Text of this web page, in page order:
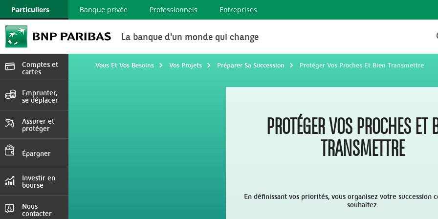
Particuliers Banque privée Professionnels Entreprises
La banque d'un monde qui change
Comptes et
cartes
et servicesEmprunter,
se déplacer
consommation , auto
Assurer et
protéger
PrévoyanceÉpargner
assurance vieInvestir en
bourse
Comptes, Tarifs
Nous
contacter
Vous Et Vos Besoins Vos Projets Préparer Sa Succession Protéger Vos Proches Et Bien Transmettre
PROTÉGER VOS PROCHES ET
TRANSMETTRE
En définissant vos priorités, vous organisez votre succession
souhaitez.